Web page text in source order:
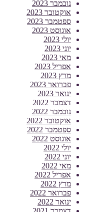
נובמבר 2023
אוקטובר 2023
ספטמבר 2023
אוגוסט 2023
יולי 2023
יוני 2023
מאי 2023
אפריל 2023
מרץ 2023
פברואר 2023
ינואר 2023
דצמבר 2022
נובמבר 2022
אוקטובר 2022
ספטמבר 2022
אוגוסט 2022
יולי 2022
יוני 2022
מאי 2022
אפריל 2022
מרץ 2022
פברואר 2022
ינואר 2022